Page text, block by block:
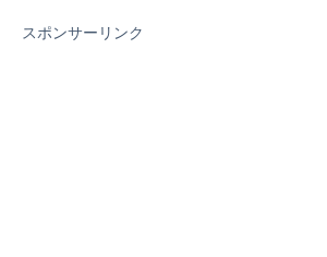
スポンサーリンク